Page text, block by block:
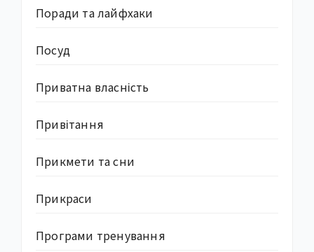
Поради та лайфхаки
Посуд
Приватна власність
Привітання
Прикмети та сни
Прикраси
Програми тренування